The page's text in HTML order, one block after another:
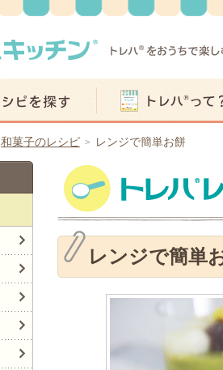
和菓子のレシピ > レンジで簡単お餅
レンジで簡単